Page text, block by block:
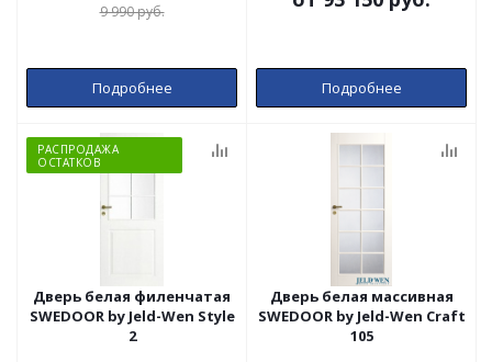
9 990 руб.
Подробнее Подробнее
РАСПРОДАЖА
ОСТАТКОВ
Дверь белая филенчатая
SWEDOOR by Jeld-Wen Style
2
Дверь белая массивная
SWEDOOR by Jeld-Wen Craft
105